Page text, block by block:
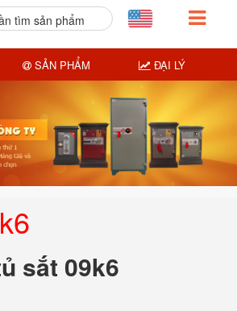
sắt 09k6
tìm sản phẩm
SẢN PHẨM ĐẠI LÝ